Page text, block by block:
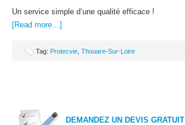
Un service simple d’une qualité efficace !
[Read more…]
Tag: Protecvie Thouare-Sur-Loire
DEMANDEZ UN DEVIS GRATUIT